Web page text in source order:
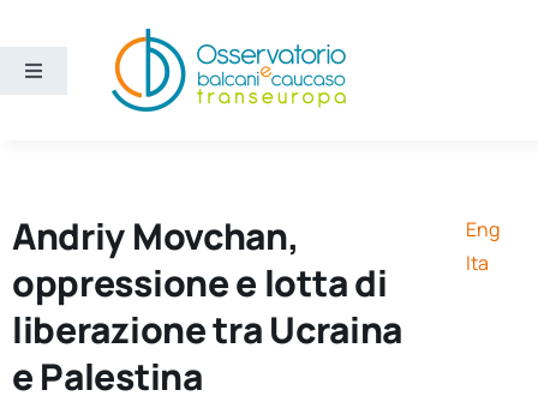
contenuto
Toggle
Ricerca e divulgazione
Sezioni
Andriy Movchan,
oppressione e lotta di
liberazione tra Ucraina
e Palestina
Eng
Ita